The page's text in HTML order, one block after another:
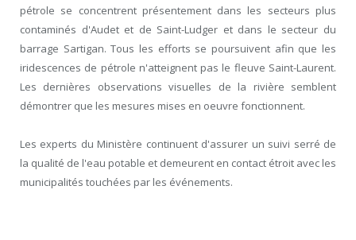
pétrole se concentrent présentement dans les secteurs plus
contaminés d'Audet et de Saint-Ludger et dans le secteur du
barrage Sartigan. Tous les efforts se poursuivent afin que les
iridescences de pétrole n'atteignent pas le fleuve Saint-Laurent.
Les dernières observations visuelles de la rivière semblent
démontrer que les mesures mises en oeuvre fonctionnent.
Les experts du Ministère continuent d'assurer un suivi serré de
la qualité de l'eau potable et demeurent en contact étroit avec les
municipalités touchées par les événements.